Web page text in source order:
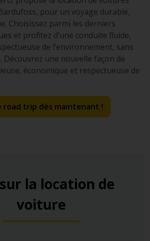
pour un voyage durable,
Choisissez parmi les derniers
et profitez d’une conduite fluide,
de l’environnement, sans
Découvrez une nouvelle façon de
économique et respectueuse de
road trip dès maintenant !
la location de
voiture